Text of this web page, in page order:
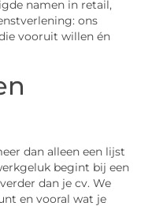
namen in retail,
ons
vooruit willen én
dan alleen een lijst
begint bij een
dan je cv. We
en vooral wat je